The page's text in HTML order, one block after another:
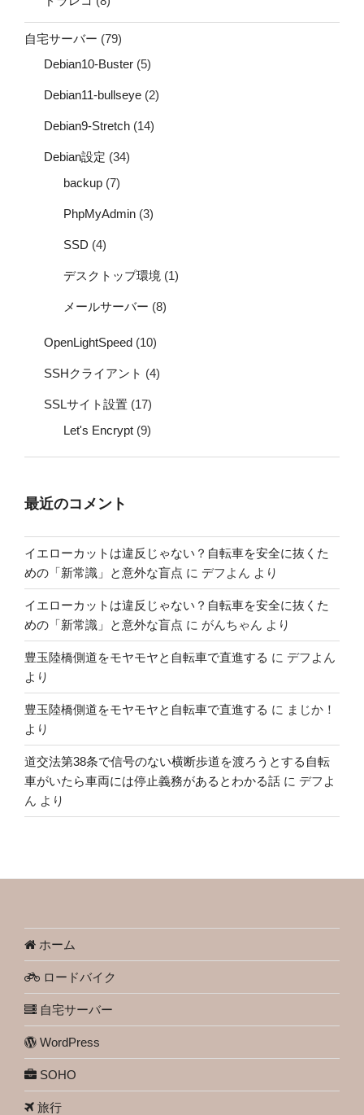
自宅サーバー (79)
Debian10-Buster (5)
Debian11-bullseye (2)
Debian9-Stretch (14)
Debian設定 (34)
backup (7)
PhpMyAdmin (3)
SSD (4)
デスクトップ環境 (1)
メールサーバー (8)
OpenLightSpeed (10)
SSHクライアント (4)
SSLサイト設置 (17)
Let's Encrypt (9)
最近のコメント
イエローカットは違反じゃない？自転車を安全に抜くた
めの「新常識」と意外な盲点 に デフよん より
イエローカットは違反じゃない？自転車を安全に抜くた
めの「新常識」と意外な盲点 に がんちゃん より
豊玉陸橋側道をモヤモヤと自転車で直進する に デフよん
より
豊玉陸橋側道をモヤモヤと自転車で直進する に まじか！
より
道交法第38条で信号のない横断歩道を渡ろうとする自転
車がいたら車両には停止義務があるとわかる話 に デフよ
ん より
ホーム
ロードバイク
自宅サーバー
WordPress
SOHO
旅行